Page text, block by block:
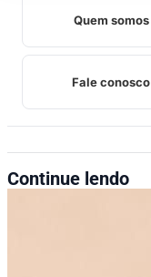
Quem somos
Fale conosco
Continue lendo